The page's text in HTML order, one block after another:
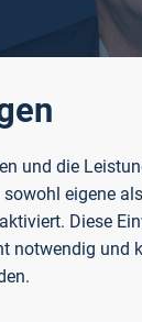
und die
eigene
Diese
notwendig und